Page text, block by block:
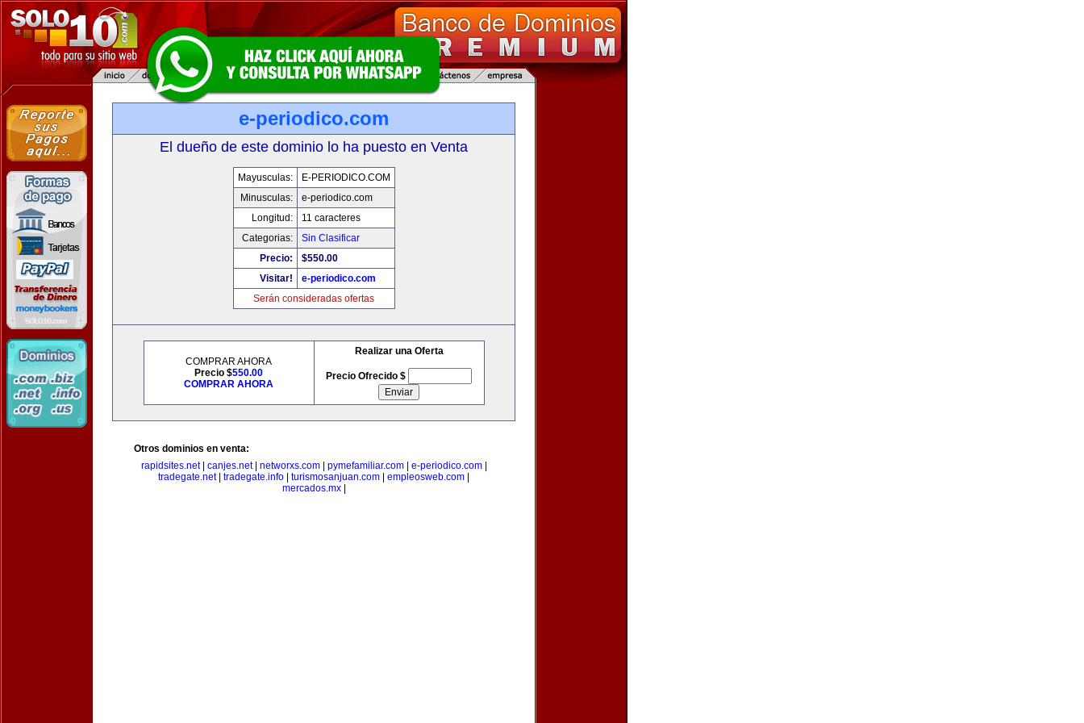
e-periodico.com
El dueño de este dominio lo ha puesto en Venta
Mayusculas:
E-PERIODICO.COM
Minusculas:
e-periodico.com
Longitud:
11 caracteres
Categorias:
Sin Clasificar
Precio:
$550.00
Visitar!
e-periodico.com
Serán consideradas ofertas
COMPRAR AHORA
Precio $550.00
COMPRAR AHORA
Realizar una Oferta
Precio Ofrecido $
Otros dominios en venta:
rapidsites.net| canjes.net| networxs.com| pymefamiliar.com| e-periodico.com|
tradegate.net| tradegate.info turismosanjuan.com empleosweb.com
mercados.mx|